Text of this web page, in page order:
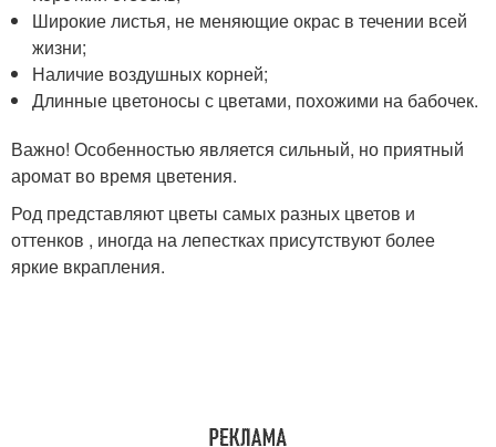
Широкие листья, не меняющие окрас в течении всей
жизни;
Наличие воздушных корней;
Длинные цветоносы с цветами, похожими на бабочек.
Важно! Особенностью является сильный, но приятный
аромат во время цветения.
Род представляют цветы самых разных цветов и
оттенков , иногда на лепестках присутствуют более
яркие вкрапления.